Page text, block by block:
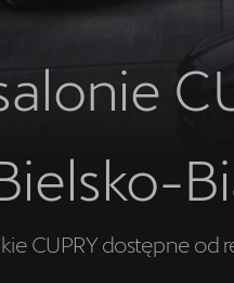
CUPRY dostępne od